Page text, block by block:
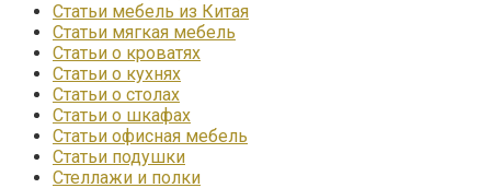
Статьи мебель из Китая
Статьи мягкая мебель
Статьи о кроватях
Статьи о кухнях
Статьи о столах
Статьи о шкафах
Статьи офисная мебель
Статьи подушки
Стеллажи и полки